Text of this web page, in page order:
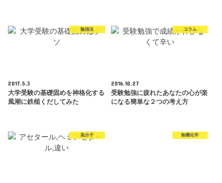
勉強法
2017.5.3
大学受験の基礎固めを神格化する
風潮に鉄槌くだしてみた
コラム
2016.10.27
受験勉強に疲れたあなたの心が楽
になる簡単な２つの考え方
高分子 無機化学